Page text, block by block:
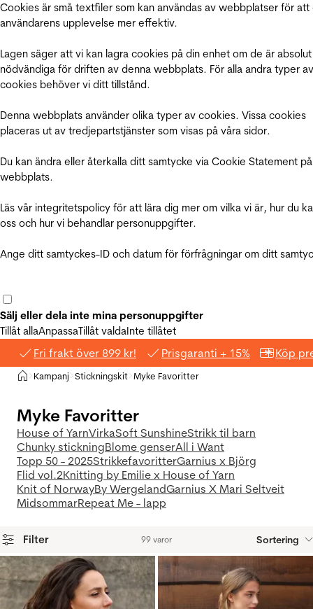
Cookies är små textfiler som kan användas av webbplatser för att
användarens upplevelse mer effektiv.
Lagen säger att vi kan lagra cookies på din enhet om de är absolut
nödvändiga för driften av denna webbplats. För alla andra typer av
cookies behöver vi ditt tillstånd.
Denna webbplats använder olika typer av cookies. Vissa cookies
placeras ut av tredjepartstjänster som visas på våra sidor.
Du kan ändra eller återkalla ditt samtycke via Cookie Statement
webbplats.
Läs vår integritetspolicy för att lära dig mer om vilka vi är, hur du
oss och hur vi behandlar personuppgifter.
Ange ditt samtyckes-ID och datum för förfrågningar om ditt
Sälj eller dela inte mina personuppgifter
Tillåt allaAnpassaTillåt valdaInte tillåtet
Fri frakt över 899 kr! Prisgaranti + 15% Köp
Hem
>Kampanj >Stickningskit >
Myke Favoritter
Myke Favoritter
House of YarnVirkaSoft SunshineStrikk til barn
Chunky stickningBlome genserAll i Want
Topp 50 - 2025StrikkefavoritterGarnius x Björg
Flid vol.2Knitting by Emilie x House of Yarn
Knit of NorwayBy WergelandGarnius X Mari Seltveit
MidsommarRepeat Me - lapp
Filter 99 varor Sortering
Produkter